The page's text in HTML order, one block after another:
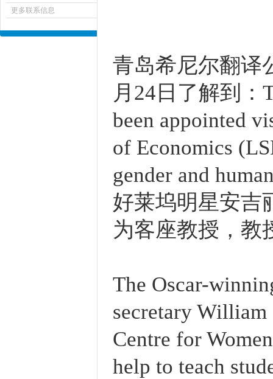
更多联系信息
青岛希尼尔翻译
月24日了解到
been appointed
of Economics
gender and
好莱坞明星安吉
为客座教授，教
The Oscar-
secretary William
Centre for
help to teach